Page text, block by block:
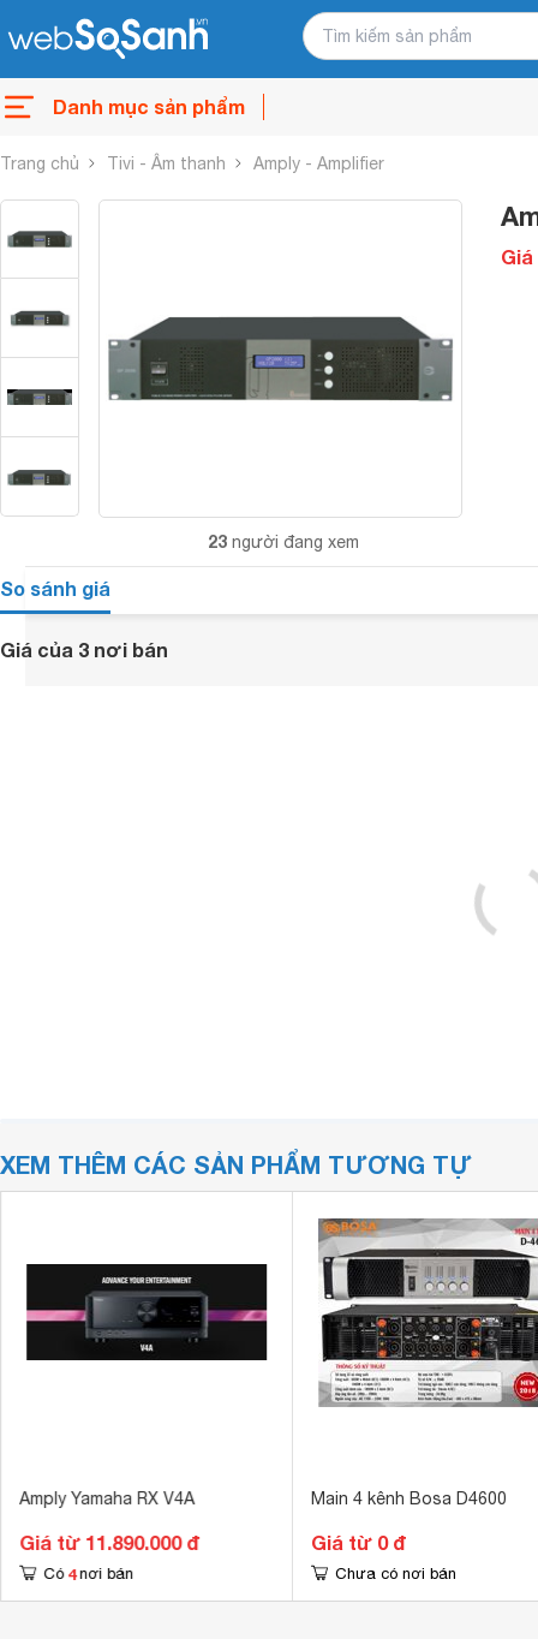
Danh mục sản phẩm
Trang chủ Tivi - Âm thanh Amply - Amplifier
23 người đang xem
Giá
So sánh giá
Giá của 3 nơi bán
XEM THÊM CÁC SẢN PHẨM TƯƠNG TỰ
Amply Yamaha RX V4A
Giá từ 11.890.000 đ
Có 4 nơi bán
Main 4 kênh Bosa D4600
Giá từ 0 đ
Chưa có nơi bán